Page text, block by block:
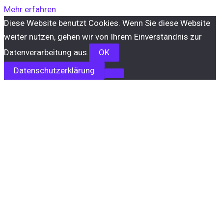
Mehr erfahren
Diese Website benutzt Cookies. Wenn Sie diese Website
weiter nutzen, gehen wir von Ihrem Einverständnis zur
Datenverarbeitung aus.
OK
Datenschutzerklärung